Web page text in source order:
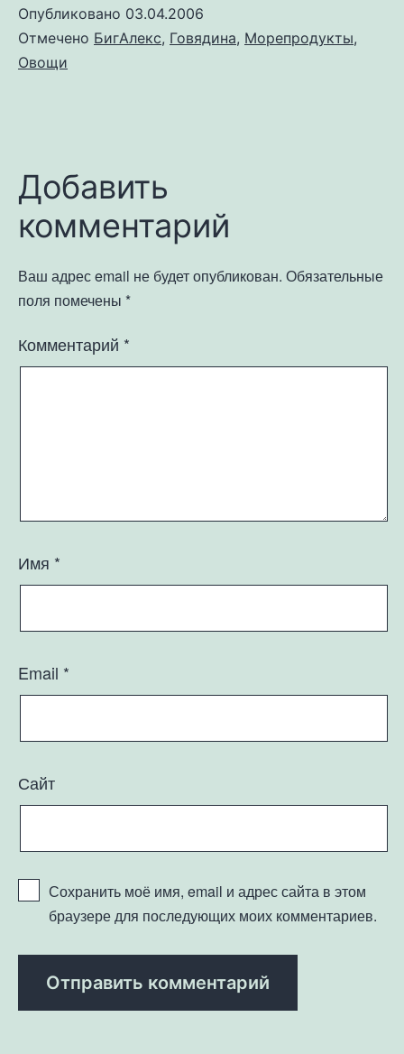
Опубликовано 03.04.2006
Отмечено БигАлекс, Говядина, Морепродукты,
Овощи
Добавить
комментарий
Ваш адрес email не будет опубликован. Обязательные
поля помечены *
Комментарий *
Имя *
Email *
Сайт
Сохранить моё имя, email и адрес сайта в этом
браузере для последующих моих комментариев.